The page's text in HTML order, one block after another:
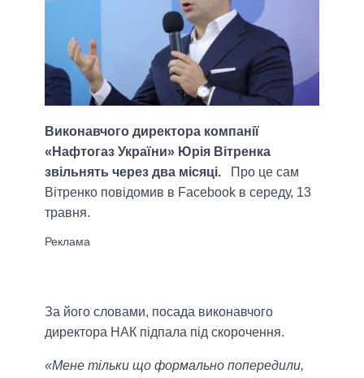
Виконавчого директора компанії
«Нафтогаз України» Юрія Вітренка
звільнять через два місяці. Про це сам
Вітренко повідомив в Facebook в середу, 13
травня.
За його словами, посада виконавчого
директора НАК підпала під скорочення.
«Мене тільки що формально попередили,